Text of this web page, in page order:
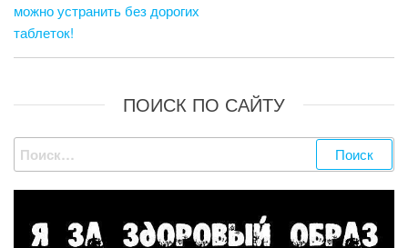
можно устранить без дорогих
таблеток!
ПОИСК ПО САЙТУ
Найти: